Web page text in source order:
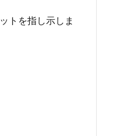
トを指し示しま